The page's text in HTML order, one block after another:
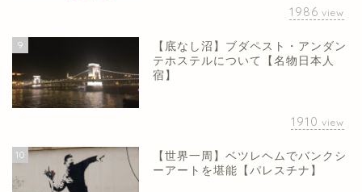
1986 view
9
【底なし沼】ブダペスト・アンダン
テホステルについて【名物日本人
宿】
1910 view
10
【世界一周】ベツレヘムでバンクシ
ーアートを堪能【パレスチナ】